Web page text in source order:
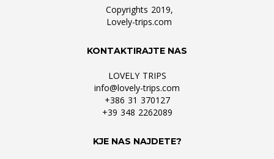
Copyrights 2019,
Lovely-trips.com
KONTAKTIRAJTE NAS
LOVELY TRIPS
info@lovely-trips.com
+386 31 370127
+39 348 2262089
KJE NAS NAJDETE?